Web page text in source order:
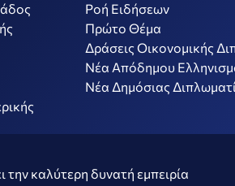
Ροή Ειδήσεων
Πρώτο Θέμα
Δράσεις Οικονομικής
Nέα Απόδημου
Νέα Δημόσιας
Όροι Χρήσης
καλύτερη δυνατή εμπειρία